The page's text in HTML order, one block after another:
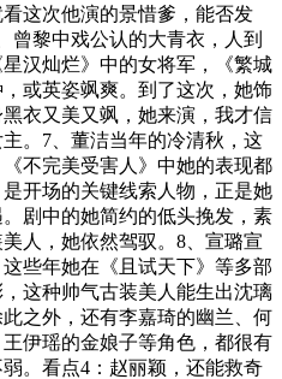
这次他演的景惜爹，能否发
曾黎中戏公认的大青衣，人到
汉灿烂》中的女将军，《繁城
或英姿飒爽。到了这次，她饰
衣又美又飒，她来演，我才信
。7、董洁当年的冷清秋，这
不完美受害人》中她的表现都
开场的关键线索人物，正是她
剧中的她简约的低头挽发，素
人，她依然驾驭。8、宣璐宣
些年她在《且试天下》等多部
这种帅气古装美人能生出沈璃
之外，还有李嘉琦的幽兰、何
伊瑶的金娘子等角色，都很有
。看点4：赵丽颖，还能救奇